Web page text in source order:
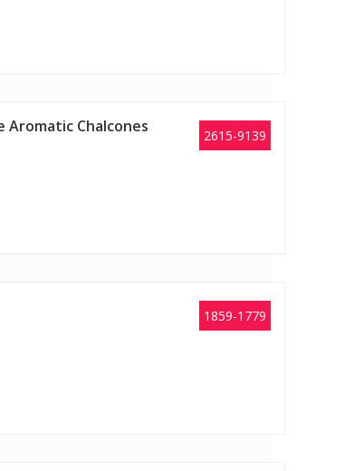
2615-9139
Chalcones
1859-1779